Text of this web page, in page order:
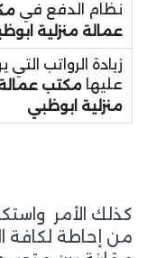
نظام الدفع في
عمالة منزلية
زيادة الرواتب التي
عليها مكتب
منزلية ابوظبي
كذلك الأمر
من إحاطة لكافة